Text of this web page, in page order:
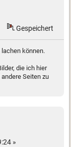
Gespeichert
können.
die ich hier
Seiten zu
»